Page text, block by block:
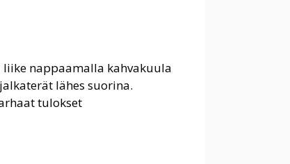
liike nappaamalla kahvakuula
lähes suorina.
tulokset